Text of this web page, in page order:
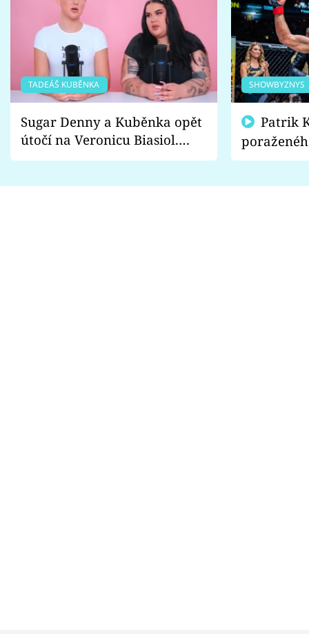
TADEÁŠ KUBĚNKA
Sugar Denny a Kuběnka opět
útočí na Veronicu Biasiol.
Proč je podle nich falešná a
SHOWBYZNYS
fanoušci